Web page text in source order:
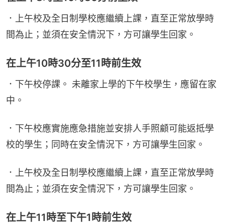
．上午校及全日制學校應繼續上課，直至正常放學時
間為止；並須在安全情況下，方可讓學生回家。
在上午10時30分至11時前生效
．下午校停課。 未離家上學的下午校學生，應留在家
中。
．下午校應實施應急措施並安排人手照顧可能返抵學
校的學生；同時在安全情況下，方可讓學生回家。
．上午校及全日制學校應繼續上課，直至正常放學時
間為止；並須在安全情況下，方可讓學生回家。
在上午11時至下午1時前生效